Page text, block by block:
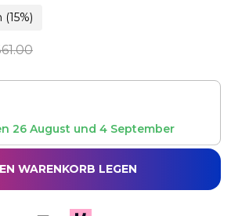
26 August und 4 September
WARENKORB LEGEN